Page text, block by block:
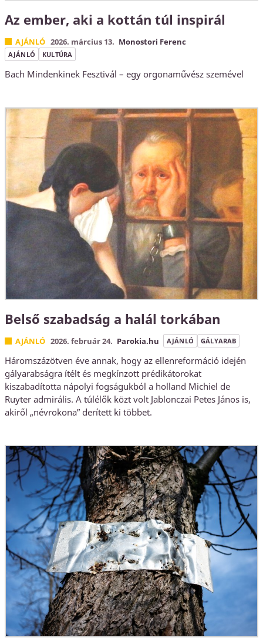
Az ember, aki a kottán túl inspirál
AJÁNLÓ 2026. március 13. Monostori Ferenc
AJÁNLÓ KULTÚRA
Bach Mindenkinek Fesztivál – egy orgonaművész szemével
Belső szabadság a halál torkában
AJÁNLÓ 2026. február 24. Parokia.hu AJÁNLÓ GÁLYARAB
Háromszázötven éve annak, hogy az ellenreformáció idején
gályarabságra ítélt és megkínzott prédikátorokat
kiszabadította nápolyi fogságukból a holland Michiel de
Ruyter admirális. A túlélők közt volt Jablonczai Petes János is,
akiről „névrokona” derített ki többet.